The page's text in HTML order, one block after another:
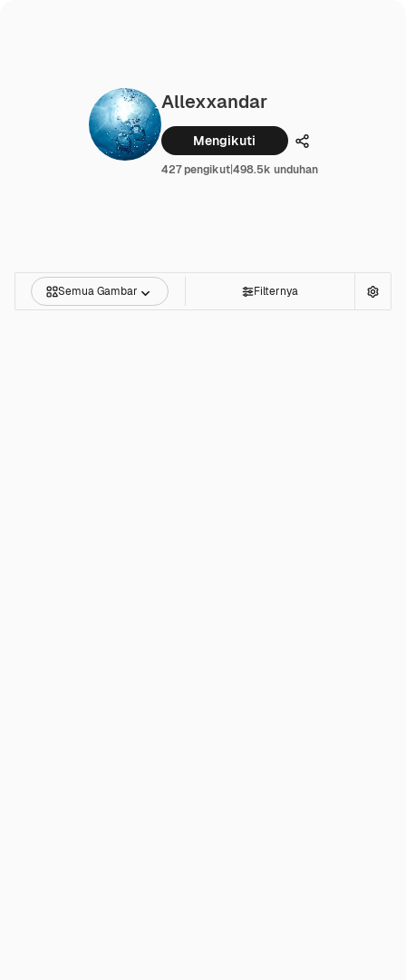
Allexxandar
Mengikuti Membagikan
427 pengikut|498.5k unduhan
Semua Gambar Filternya